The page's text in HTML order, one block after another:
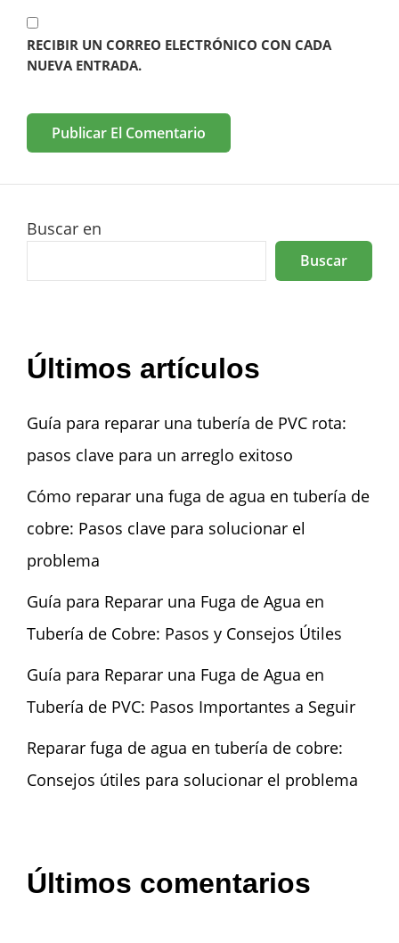
RECIBIR UN CORREO ELECTRÓNICO CON CADA
NUEVA ENTRADA.
Buscar en
Buscar
Últimos artículos
Guía para reparar una tubería de PVC rota:
pasos clave para un arreglo exitoso
Cómo reparar una fuga de agua en tubería de
cobre: Pasos clave para solucionar el
problema
Guía para Reparar una Fuga de Agua en
Tubería de Cobre: Pasos y Consejos Útiles
Guía para Reparar una Fuga de Agua en
Tubería de PVC: Pasos Importantes a Seguir
Reparar fuga de agua en tubería de cobre:
Consejos útiles para solucionar el problema
Últimos comentarios